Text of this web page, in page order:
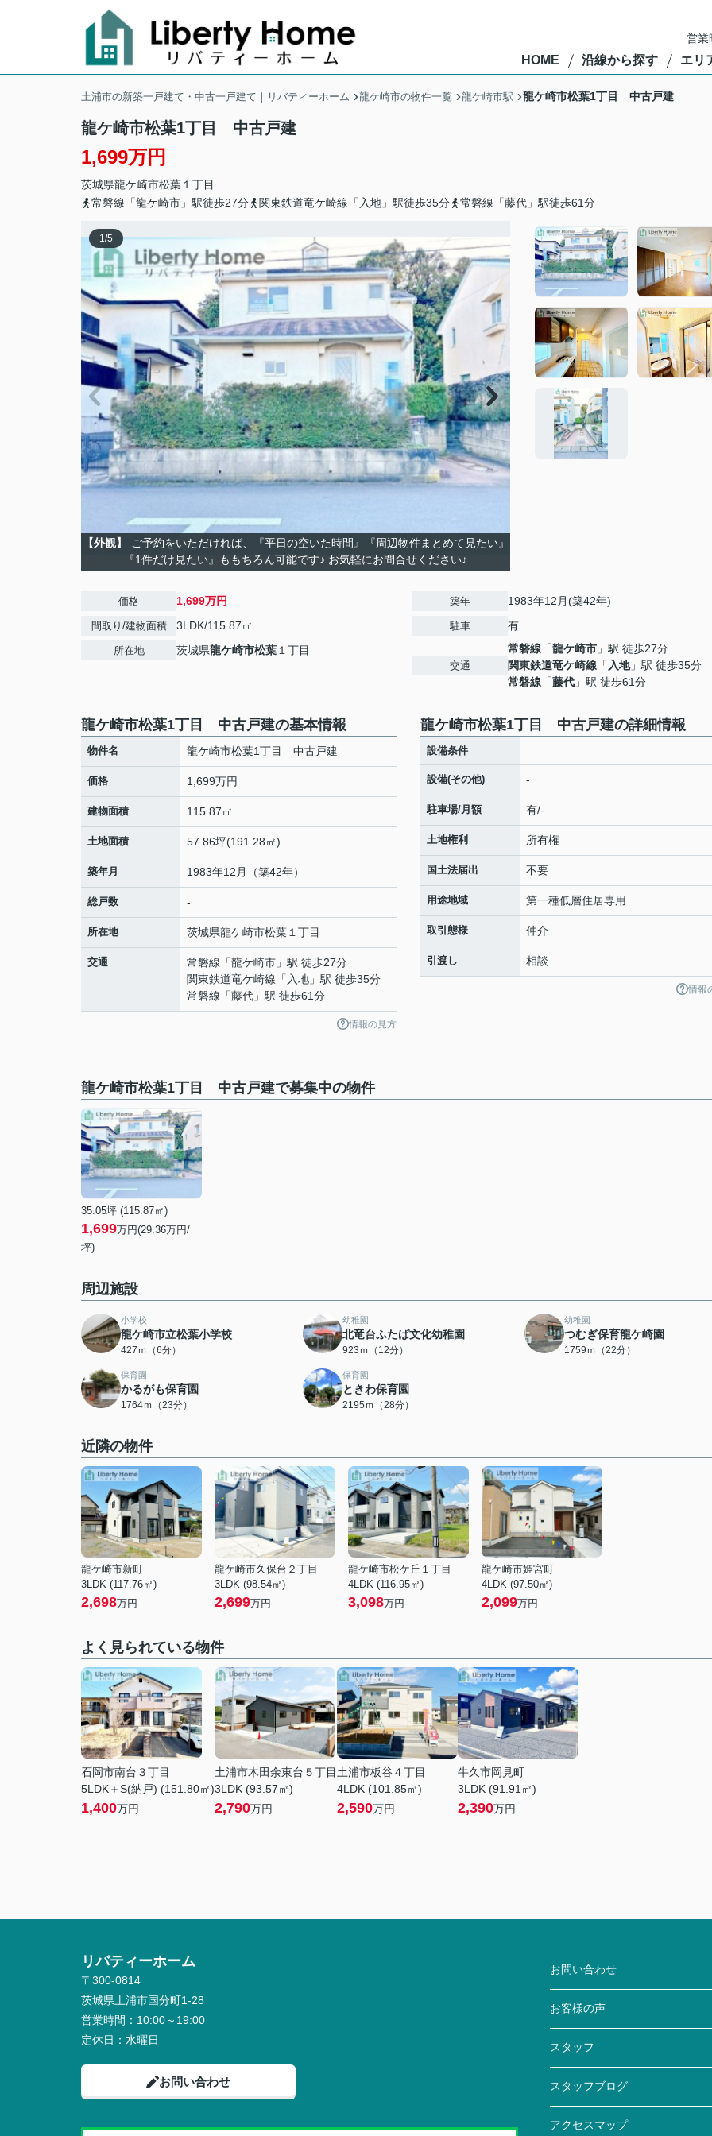
営
HOME 沿線から探す エリ
土浦市の新築一戸建て・中古一戸建て｜リバティーホーム 龍ケ崎市の物件一覧 龍ケ崎市駅 龍ケ崎市松葉1丁目 中古戸建
龍ケ崎市松葉1丁目 中古戸建
1,699万円
茨城県龍ケ崎市松葉 １丁目
常磐線「龍ケ崎市」駅徒歩27分
関東鉄道竜ケ崎線「入地」駅徒歩35分 常磐線「藤代」駅徒歩61分
1/5
【外観】
ご予約をいただければ、『平日の空いた時間』『周辺物件まとめて見たい』
『1件だけ見たい』ももちろん可能です♪ お気軽にお問合せください♪
価格 1,699万円
間取り/建物面積 3LDK/115.87㎡
所在地 茨城県龍ケ崎市松葉 １丁目
築年 1983年12月(築42年)
駐車 有
交通
常磐線 「龍ケ崎市 」駅 徒歩27分
関東鉄道竜ケ崎線 「 入地」駅 徒歩35分
常磐線 「藤代 」駅 徒歩61分
龍ケ崎市松葉1丁目 中古戸建の基本情報
物件名 龍ケ崎市松葉1丁目 中古戸建
価格 1,699万円
建物面積 115.87㎡
土地面積 57.86坪(191.28㎡)
築年月 1983年12月（築42年）
総戸数 -
所在地 茨城県龍ケ崎市松葉 １丁目
交通 常磐線 「龍ケ崎市 」駅 徒歩27分
関東鉄道竜ケ崎線 「 入地 」駅 徒歩35分
常磐線 「藤代 」駅 徒歩61分
情報の見方
龍ケ崎市松葉1丁目 中古戸建の詳細情報
設備条件
設備(その他) -
駐車場/月額 有/-
土地権利 所有権
国土法届出 不要
用途地域 第一種低層住居専用
取引態様 仲介
引渡し 相談
情報
龍ケ崎市松葉1丁目 中古戸建で募集中の物件
35.05坪 (115.87㎡)
1,699万円(29.36万円/
坪)
周辺施設
小学校
龍ケ崎市立松葉小学校
427ｍ（6分）
幼稚園
北竜台ふたば文化幼稚園
923ｍ（12分）
幼稚園
つむぎ保育龍ケ崎園
1759ｍ（22分）
保育園
かるがも保育園
1764ｍ（23分）
保育園
ときわ保育園
2195ｍ（28分）
近隣の物件
龍ケ崎市新町
3LDK (117.76㎡)
2,698万円
龍ケ崎市久保台２丁目
3LDK (98.54㎡)
2,699万円
龍ケ崎市松ケ丘１丁目
4LDK (116.95㎡)
3,098万円
龍ケ崎市姫宮町
4LDK (97.50㎡)
2,099万円
よく見られている物件
石岡市南台３丁目
5LDK＋S(納戸) (151.80㎡)
1,400万円
土浦市木田余東台５丁目
3LDK (93.57㎡)
2,790万円
土浦市板谷４丁目
4LDK (101.85㎡)
2,590万円
牛久市岡見町
3LDK (91.91㎡)
2,390万円
リバティーホーム
〒300-0814
茨城県土浦市国分町1-28
営業時間： 10:00～19:00
定休日： 水曜日
お問い合わせ
お問い合わせ
お客様の声
スタッフ
スタッフブログ
アクセスマップ